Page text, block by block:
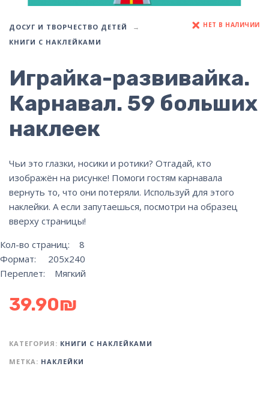
ДОСУГ И ТВОРЧЕСТВО ДЕТЕЙ
КНИГИ С НАКЛЕЙКАМИ
НЕТ В НАЛИЧИИ
Играйка-развивайка.
Карнавал. 59 больших
наклеек
Чьи это глазки, носики и ротики? Отгадай, кто
изображён на рисунке! Помоги гостям карнавала
вернуть то, что они потеряли. Используй для этого
наклейки. А если запутаешься, посмотри на образец
вверху страницы!
Кол-во страниц: 8
Формат: 205х240
Переплет: Мягкий
39.90₪
КАТЕГОРИЯ: КНИГИ С НАКЛЕЙКАМИ
МЕТКА: НАКЛЕЙКИ